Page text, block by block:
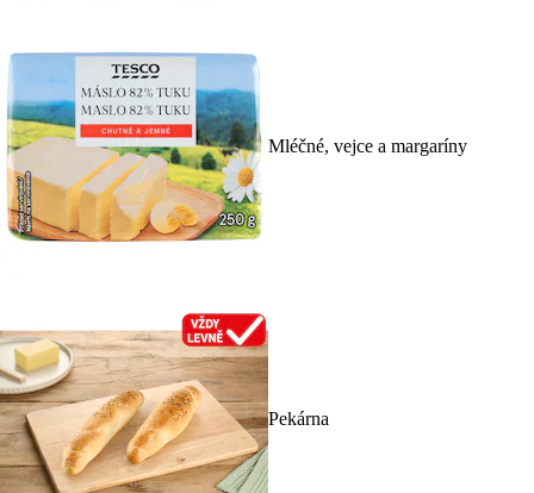
Mléčné, vejce a margaríny
Pekárna